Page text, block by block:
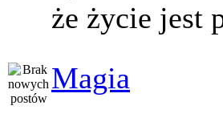
że życie jest
Magia